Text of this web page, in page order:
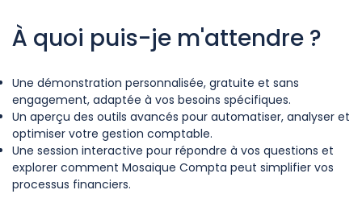
À quoi puis-je m'attendre ?
Une démonstration personnalisée, gratuite et sans
engagement, adaptée à vos besoins spécifiques.
Un aperçu des outils avancés pour automatiser, analyser et
optimiser votre gestion comptable.
Une session interactive pour répondre à vos questions et
explorer comment Mosaique Compta peut simplifier vos
processus financiers.